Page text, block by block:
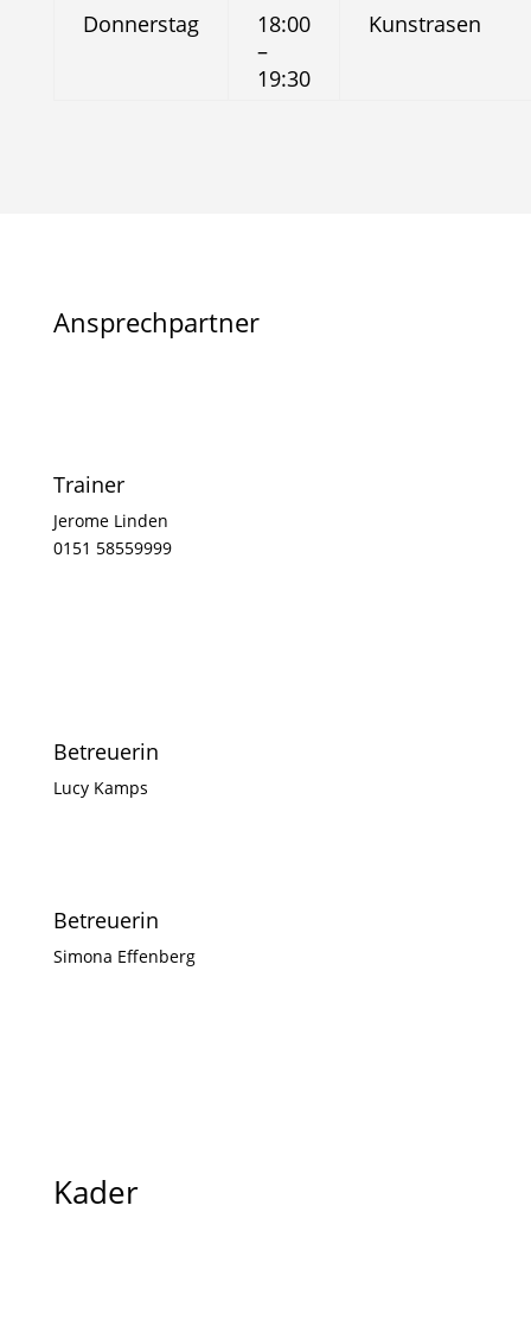
Donnerstag
18:00
–
19:30
Kunstrasen
Ansprechpartner
Trainer
Jerome Linden
0151 58559999
Betreuerin
Lucy Kamps
Betreuerin
Simona Effenberg
Kader